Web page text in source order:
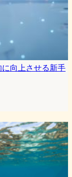
向上させる新手